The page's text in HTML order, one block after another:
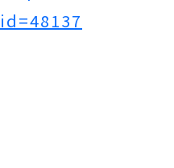
id=48137